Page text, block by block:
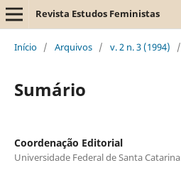
Revista Estudos Feministas
Início / Arquivos / v. 2 n. 3 (1994) /
Sumário
Coordenação Editorial
Universidade Federal de Santa Catarina